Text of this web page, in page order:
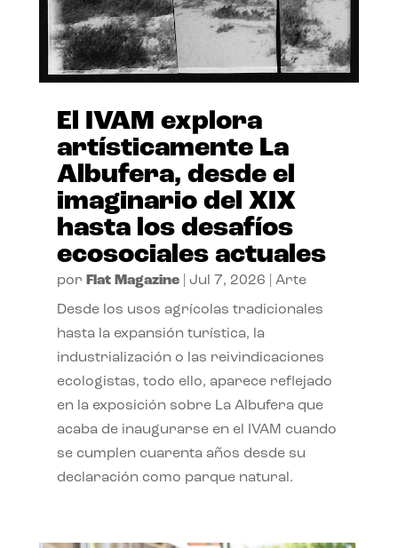
El IVAM explora
artísticamente La
Albufera, desde el
imaginario del XIX
hasta los desafíos
ecosociales actuales
por Flat Magazine| Jul 7, 2026 Arte
Desde los usos agrícolas tradicionales
hasta la expansión turística, la
industrialización o las reivindicaciones
ecologistas, todo ello, aparece reflejado
en la exposición sobre La Albufera que
acaba de inaugurarse en el IVAM cuando
se cumplen cuarenta años desde su
declaración como parque natural.